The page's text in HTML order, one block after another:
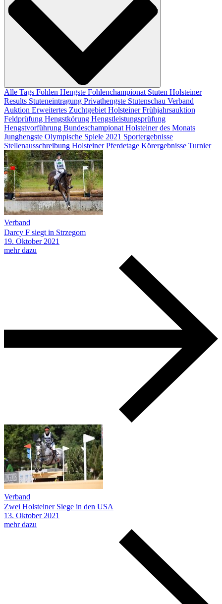
Alle Tags Fohlen Hengste Fohlenchampionat Stuten Holsteiner
Results Stuteneintragung Privathengste Stutenschau Verband
Auktion Erweitertes Zuchtgebiet Holsteiner Frühjahrsauktion
Feldprüfung Hengstkörung Hengstleistungsprüfung
Hengstvorführung Bundeschampionat Holsteiner des Monats
Junghengste Olympische Spiele 2021 Sportergebnisse
Stellenausschreibung Holsteiner Pferdetage Körergebnisse Turnier
Verband
Darcy F siegt in Strzegom
19. Oktober 2021
mehr dazu
Verband
Zwei Holsteiner Siege in den USA
13. Oktober 2021
mehr dazu